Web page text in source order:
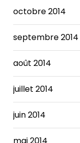
octobre 2014
septembre 2014
août 2014
juillet 2014
juin 2014
mai 2014